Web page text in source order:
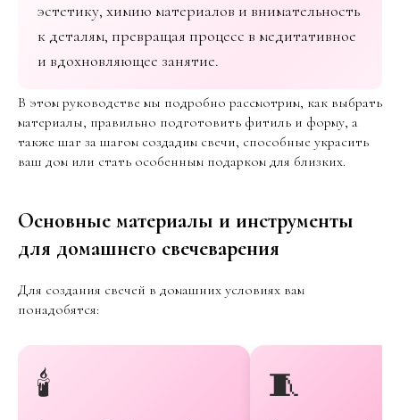
эстетику, химию материалов и внимательность
к деталям, превращая процесс в медитативное
и вдохновляющее занятие.
В этом руководстве мы подробно рассмотрим, как выбрать
материалы, правильно подготовить фитиль и форму, а
также шаг за шагом создадим свечи, способные украсить
ваш дом или стать особенным подарком для близких.
Основные материалы и инструменты
для домашнего свечеварения
Для создания свечей в домашних условиях вам
понадобятся:
🕯️ 🧵